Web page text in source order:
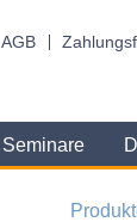
AGB
Seminare